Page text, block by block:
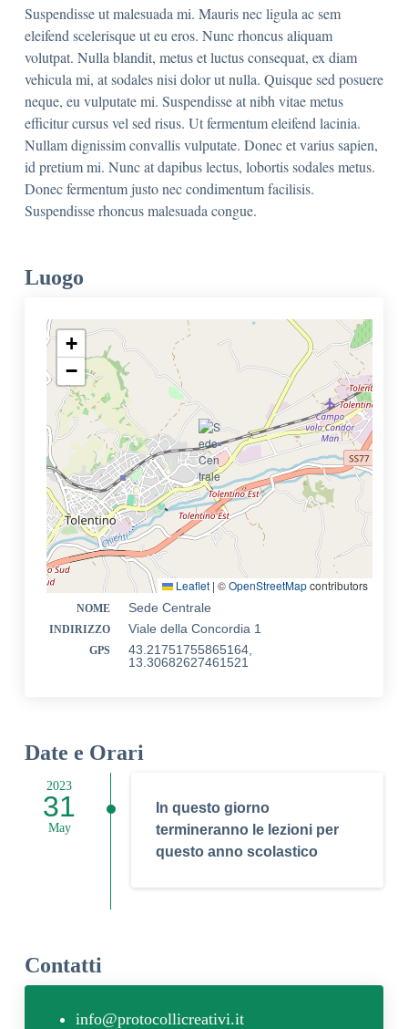
Suspendisse ut malesuada mi. Mauris nec ligula ac sem
eleifend scelerisque ut eu eros. Nunc rhoncus aliquam
volutpat. Nulla blandit, metus et luctus consequat, ex diam
vehicula mi, at sodales nisi dolor ut nulla. Quisque sed posuere
neque, eu vulputate mi. Suspendisse at nibh vitae metus
efficitur cursus vel sed risus. Ut fermentum eleifend lacinia.
Nullam dignissim convallis vulputate. Donec et varius sapien,
id pretium mi. Nunc at dapibus lectus, lobortis sodales metus.
Donec fermentum justo nec condimentum facilisis.
Suspendisse rhoncus malesuada congue.
Luogo
+
−
Leaflet | ©OpenStreetMapcontributors
NOME Sede Centrale
INDIRIZZO Viale della Concordia 1
GPS
43.21751755865164,
13.30682627461521
Date e Orari
2023
31
May
In questo giorno
termineranno le lezioni per
questo anno scolastico
Contatti
info@protocollicreativi.it